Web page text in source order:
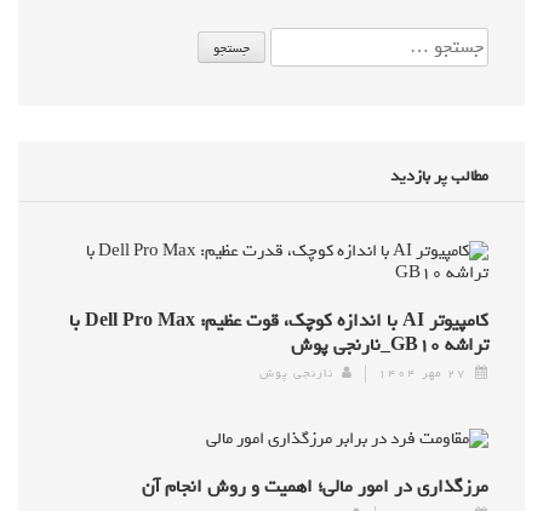
مطالب پر بازدید
کامپیوتر AI با اندازه کوچک، قوت عظیم: Dell Pro Max با
تراشه GB۱۰_نارنجی پوش
۲۷ مهر ۱۴۰۴ نارنجی پوش
مرزگذاری در امور مالی؛ اهمیت و روش انجام آن